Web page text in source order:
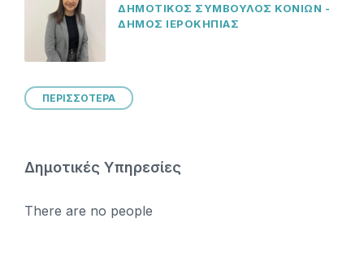
ΔΗΜΟΤΙΚΟΣ ΣΥΜΒΟΥΛΟΣ ΚΟΝΙΩΝ -
ΔΗΜΟΣ ΙΕΡΟΚΗΠΙΑΣ
ΠΕΡΙΣΣΟΤΕΡΑ
Δημοτικές Υπηρεσίες
There are no people